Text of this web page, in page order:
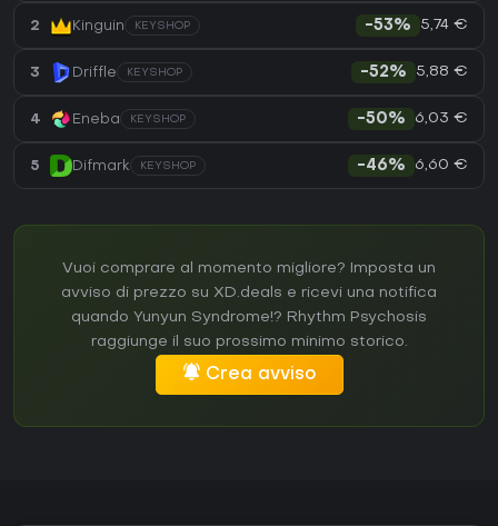
2 Kinguin KEYSHOP -53% 5,74 €
3 Driffle KEYSHOP -52% 5,88 €
4 Eneba KEYSHOP -50% 6,03 €
5 Difmark KEYSHOP -46% 6,60 €
Vuoi comprare al momento migliore? Imposta un
avviso di prezzo su XD.deals e ricevi una notifica
quando Yunyun Syndrome!? Rhythm Psychosis
raggiunge il suo prossimo minimo storico.
Crea avviso